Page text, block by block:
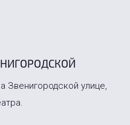
Звенигородской улице,